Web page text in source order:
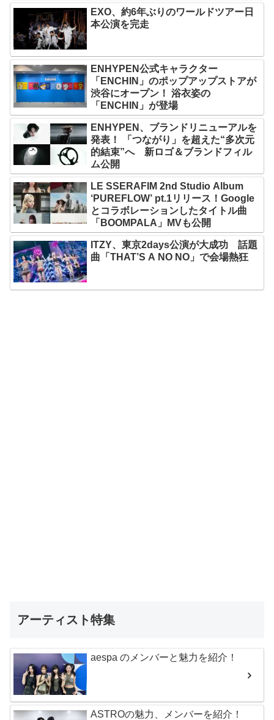
EXO、約6年ぶりのワールドツアー日
本公演を完走
ENHYPEN公式キャラクター
「ENCHIN」のポップアップストアが
渋谷にオープン！ 浴衣姿の
「ENCHIN」が登場
ENHYPEN、ブランドリニューアルを
発表！ 「つながり」を超えた“多次元
的結束”へ 新ロゴ＆ブランドフィル
ム公開
LE SSERAFIM 2nd Studio Album
‘PUREFLOW’ pt.1リリース！Google
とコラボレーションしたタイトル曲
「BOOMPALA」MVも公開
ITZY、東京2days公演が大成功 話題
曲「THAT’S A NO NO」で会場熱狂
アーティスト特集
aespa のメンバーと魅力を紹介！
ASTROの魅力、メンバーを紹介！